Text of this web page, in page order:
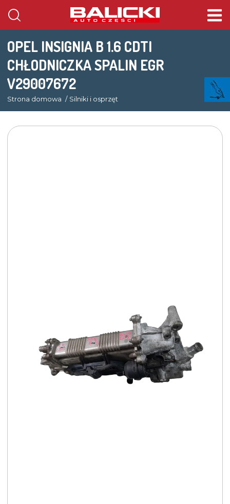
OPEL INSIGNIA B 1.6 CDTI
CHŁODNICZKA SPALIN EGR
V29007672
Strona domowa Silniki i osprzęt